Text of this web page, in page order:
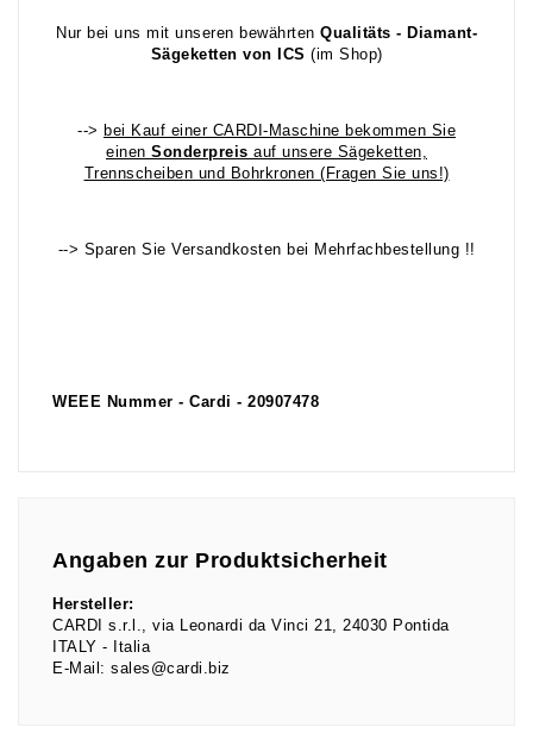
Nur bei uns mit unseren bewährten Qualitäts - Diamant-
Sägeketten von ICS (im Shop)
--> bei Kauf einer CARDI-Maschine bekommen Sie
einen Sonderpreis auf unsere Sägeketten,
Trennscheiben und Bohrkronen (Fragen Sie uns!)
--> Sparen Sie Versandkosten bei Mehrfachbestellung !!
WEEE Nummer - Cardi - 20907478
Angaben zur Produktsicherheit
Hersteller:
CARDI s.r.l.
via Leonardi da Vinci 21 24030 Pontida
ITALY
Italia
E-Mail: sales@cardi.biz